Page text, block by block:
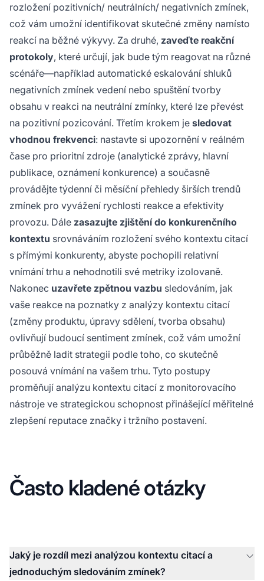
rozložení pozitivních/ neutrálních/ negativních zmínek,
což vám umožní identifikovat skutečné změny namísto
reakcí na běžné výkyvy. Za druhé, zaveďte reakční
protokoly, které určují, jak bude tým reagovat na různé
scénáře—například automatické eskalování shluků
negativních zmínek vedení nebo spuštění tvorby
obsahu v reakci na neutrální zmínky, které lze převést
na pozitivní pozicování. Třetím krokem je sledovat
vhodnou frekvenci: nastavte si upozornění v reálném
čase pro prioritní zdroje (analytické zprávy, hlavní
publikace, oznámení konkurence) a současně
provádějte týdenní či měsíční přehledy širších trendů
zmínek pro vyvážení rychlosti reakce a efektivity
provozu. Dále zasazujte zjištění do konkurenčního
kontextu srovnáváním rozložení svého kontextu citací
s přímými konkurenty, abyste pochopili relativní
vnímání trhu a nehodnotili své metriky izolovaně.
Nakonec uzavřete zpětnou vazbu sledováním, jak
vaše reakce na poznatky z analýzy kontextu citací
(změny produktu, úpravy sdělení, tvorba obsahu)
ovlivňují budoucí sentiment zmínek, což vám umožní
průběžně ladit strategii podle toho, co skutečně
posouvá vnímání na vašem trhu. Tyto postupy
proměňují analýzu kontextu citací z monitorovacího
nástroje ve strategickou schopnost přinášející měřitelné
zlepšení reputace značky i tržního postavení.
Často kladené otázky
Jaký je rozdíl mezi analýzou kontextu citací a
jednoduchým sledováním zmínek?